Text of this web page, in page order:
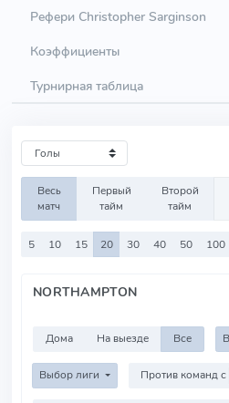
Рефери Christopher Sarginson
Коэффициенты
Турнирная таблица
Весь
матч
Первый
тайм
Второй
тайм
5 10 15 20 30 40 50 100
NORTHAMPTON
Дома На выезде Все
Выбор лиги Против команд с